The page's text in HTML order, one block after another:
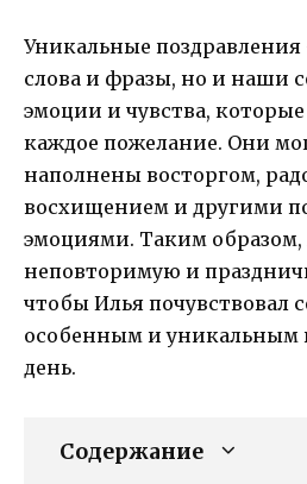
Уникальные поздравления
слова и фразы, но и наши
эмоции и чувства,
каждое пожелание. Они
наполнены восторгом,
восхищением и другими
эмоциями. Таким
неповторимую и
чтобы Илья почувствовал
особенным и уникальным
день.
Содержание